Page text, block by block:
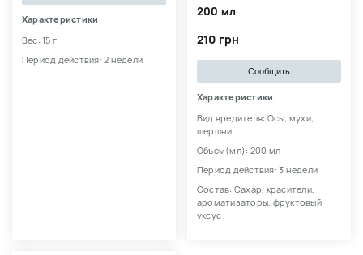
Характеристики
Вес: 15 г
Период действия: 2 недели
200 мл
210 грн
Сообщить
Характеристики
Вид вредителя: Осы, мухи,
шершни
Объем(мл): 200 мл
Период действия: 3 недели
Состав: Сахар, красители,
ароматизаторы, фруктовый
уксус